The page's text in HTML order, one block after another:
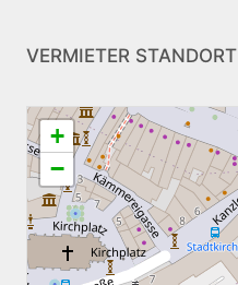
VERMIETER STANDORT
+
−